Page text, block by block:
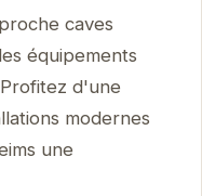
caves
équipements
d'une
modernes
une